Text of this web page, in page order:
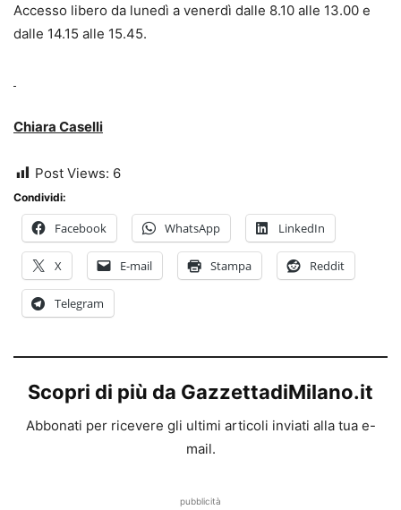
Accesso libero da lunedì a venerdì dalle 8.10 alle 13.00 e
dalle 14.15 alle 15.45.
Chiara Caselli
Post Views: 6
Condividi:
Facebook WhatsApp LinkedIn
X E-mail Stampa Reddit
Telegram
Scopri di più da GazzettadiMilano.it
Abbonati per ricevere gli ultimi articoli inviati alla tua e-
mail.
pubblicità